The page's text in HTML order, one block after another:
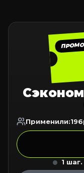
Применили:196
1